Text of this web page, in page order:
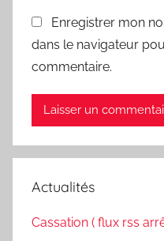
Enregistrer mon
dans le navigateur
commentaire.
Actualités
Cassation ( flux rss